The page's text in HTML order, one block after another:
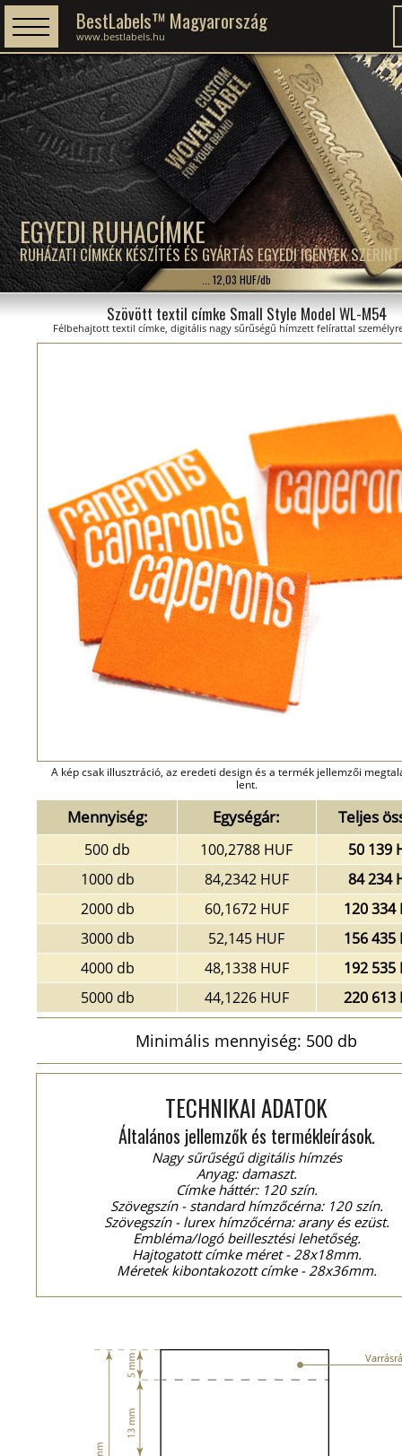
EGYEDI RUHACÍMKE
RUHÁZATI CÍMKÉK KÉSZÍTÉS ÉS GYÁRTÁS EGYEDI IGÉNYEK SZERINT
BestLabels™ Magyarország
www.bestlabels.hu
... 12,03 HUF/db
Szövött textil címke Small Style Model WL-M54
Félbehajtott textil címke, digitális nagy sűrűségű hímzett felírattal
A kép csak illusztráció, az eredeti design és a termék jellemzői
lent.
Mennyiség: Egységár: Teljes
500 db 100,2788 HUF
50 139
1000 db
84,2342 HUF
84 234
2000 db
60,1672 HUF
120 334
3000 db
52,145 HUF
156 435
4000 db
48,1338 HUF
192 535
5000 db
44,1226 HUF 220 613
Minimális mennyiség: 500 db
TECHNIKAI ADATOK
Általános jellemzők és termékleírások.
Nagy sűrűségű digitális hímzés
Anyag: damaszt.
Címke háttér: 120 szín.
Szövegszín - standard hímzőcérna: 120 szín.
Szövegszín - lurex hímzőcérna: arany és ezüst.
Embléma/logó beillesztési lehetőség.
Hajtogatott címke méret - 28x18mm.
Méretek kibontakozott címke - 28x36mm.